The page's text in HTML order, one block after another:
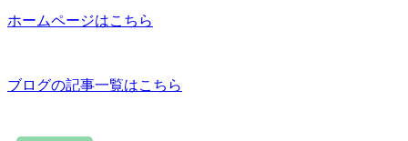
ホームページはこちら
ブログの記事一覧はこちら